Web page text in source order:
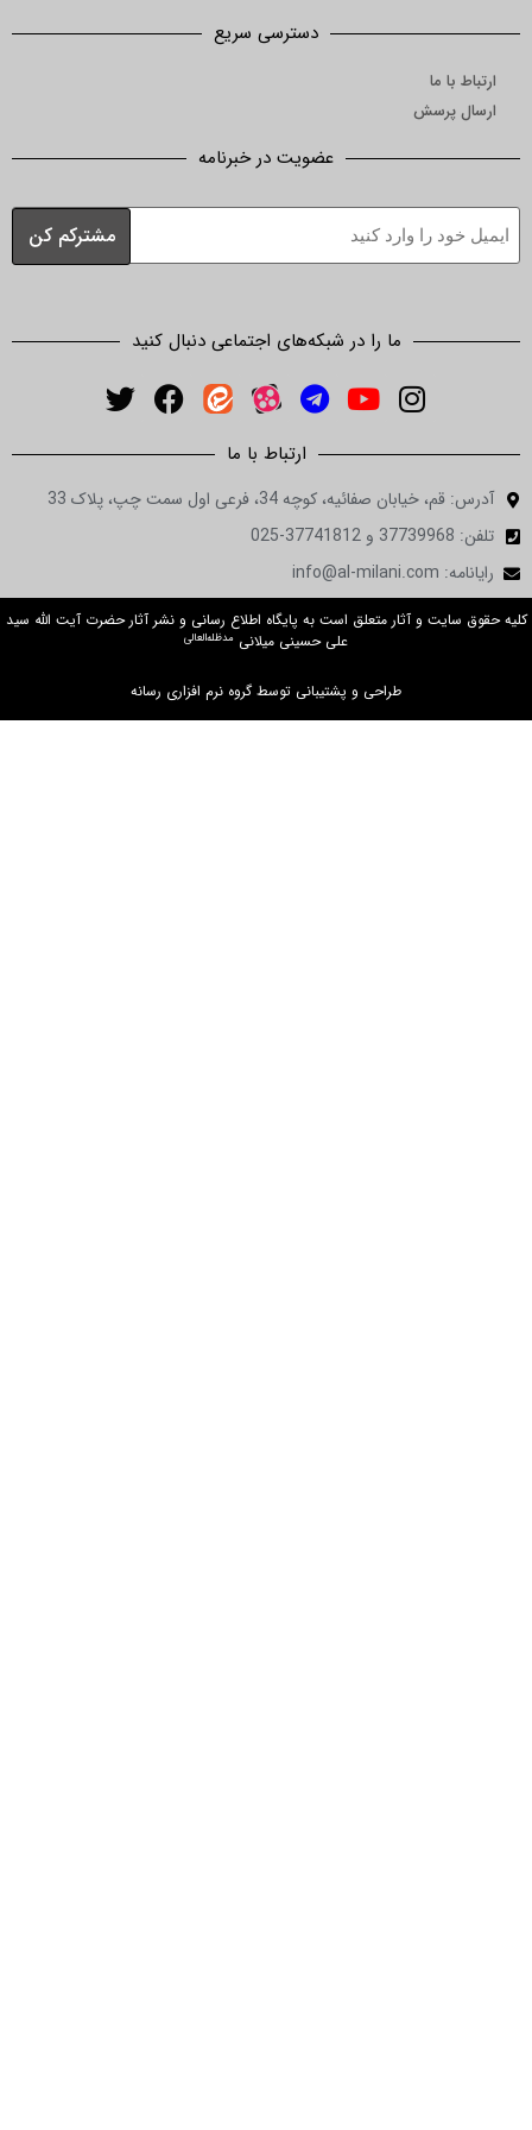
دسترسی سریع
عضویت در خبرنامه
ما را در شبکه‌های اجتماعی دنبال کنید
ارتباط با ما
صفائیه، کوچه 34، فرعی اول سمت چپ، پلاک 33
و آثار متعلق است به پایگاه اطلاع رسانی و نشر آثار حضرت آیت الله سید
علی حسینی میلانی مدظله‌العالی
طراحی و پشتیبانی توسط گروه نرم افزاری رسانه